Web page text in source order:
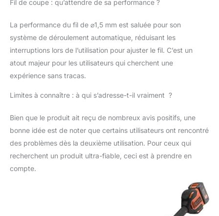
dresse-bordure et sa
réglable en hauteur, le
coupe-bordures
BCSTA536L1 vous
permttra de travailler
sans effort produit 2: 3
avec de nombreux
Black+Decker.
Compatibilité : GL220,
GL225, GL280, GL301,
GL4525, GL5028,
Fil de coupe : qu’attendre de sa performance ?
La performance du fil de ⌀1,5 mm est saluée pour son
système de déroulement automatique, réduisant les
interruptions lors de l’utilisation pour ajuster le fil. C’est un
atout majeur pour les utilisateurs qui cherchent une
expérience sans tracas.
Limites à connaître : à qui s’adresse-t-il vraiment ?
Bien que le produit ait reçu de nombreux avis positifs, une
bonne idée est de noter que certains utilisateurs ont rencontré
des problèmes dès la deuxième utilisation. Pour ceux qui
recherchent un produit ultra-fiable, ceci est à prendre en
compte.